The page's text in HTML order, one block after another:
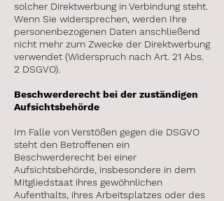
solcher Direktwerbung in Verbindung steht.
Wenn Sie widersprechen, werden Ihre
personenbezogenen Daten anschließend
nicht mehr zum Zwecke der Direktwerbung
verwendet (Widerspruch nach Art. 21 Abs.
2 DSGVO).
Beschwerderecht bei der zuständigen
Aufsichtsbehörde
Im Falle von Verstößen gegen die DSGVO
steht den Betroffenen ein
Beschwerderecht bei einer
Aufsichtsbehörde, insbesondere in dem
Mitgliedstaat ihres gewöhnlichen
Aufenthalts, ihres Arbeitsplatzes oder des